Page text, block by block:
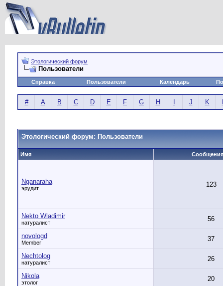
Этологический форум
Пользователи
Справка Пользователи Календарь
# A B C D E F G H J K
Этологический форум: Пользователи
Имя Сообщения
Nganaraha
эрудит 123
Nekto Wladimir
натуралист 56
novologd
Member 37
Nechtolog
натуралист 26
Nikola
этолог 20